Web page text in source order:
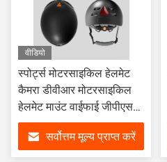
वीडियो
स्पोर्ट्स मोटरसाइकिल हेलमेट
कैमरा डीवीआर मोटरसाइकिल
हेलमेट माउंट वाईफाई जीपीएस
ट्रैक
सर्वोत्तम मूल्य प्राप्त करें